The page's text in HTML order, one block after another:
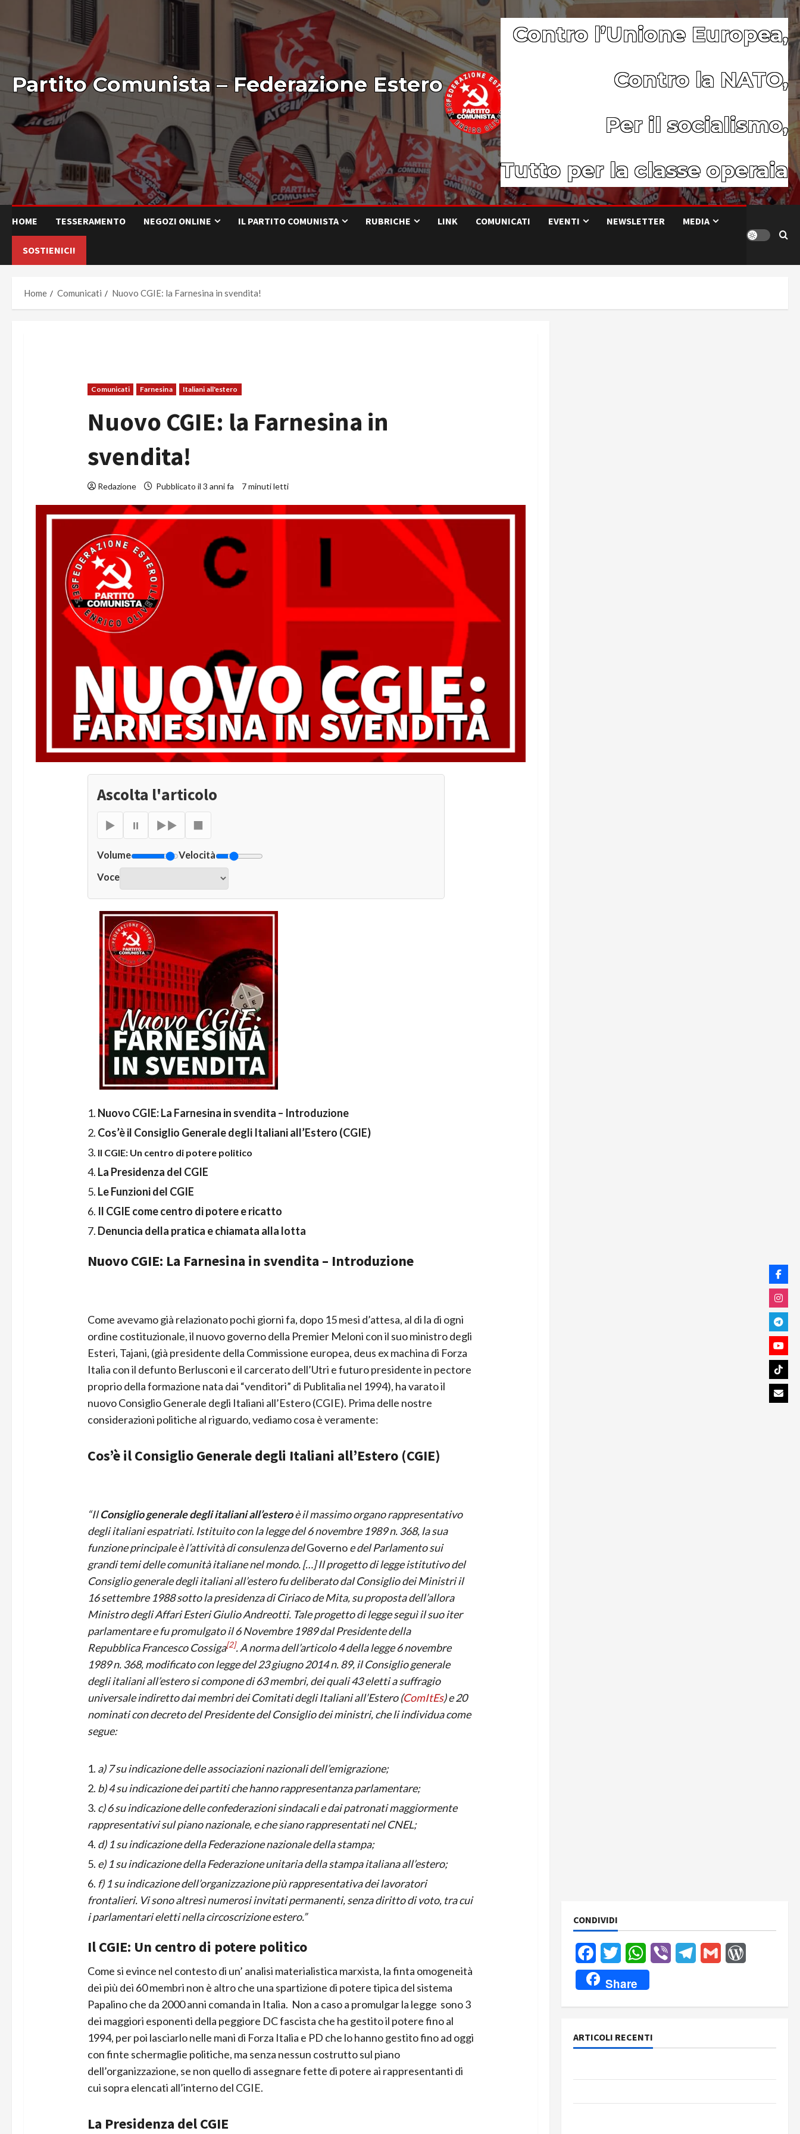
Partito Comunista – Federazione Estero
Contro l’Unione Europea,
Contro la NATO,
Per il socialismo,
Tutto per la classe operaia
HOME TESSERAMENTO NEGOZI ONLINE IL PARTITO COMUNISTA RUBRICHE LINK COMUNICATI EVENTI NEWSLETTER MEDIA
SOSTIENICI!
Home Comunicati Nuovo CGIE: la Farnesina in svendita!
Comunicati Farnesina Italiani all'estero
Nuovo CGIE: la Farnesina in
svendita!
Redazione Pubblicato il 3 anni fa 7 minuti letti
Ascolta l'articolo
▶ ⏸ ▶▶ ■
Volume
Velocità
Voce
Nuovo CGIE: La Farnesina in svendita – Introduzione
Cos’è il Consiglio Generale degli Italiani all’Estero (CGIE)
Il CGIE: Un centro di potere politico
La Presidenza del CGIE
Le Funzioni del CGIE
Il CGIE come centro di potere e ricatto
Denuncia della pratica e chiamata alla lotta
Nuovo CGIE: La Farnesina in svendita – Introduzione
Come avevamo già relazionato pochi giorni fa, dopo 15 mesi d’attesa, al di la di ogni
ordine costituzionale, il nuovo governo della Premier Meloni con il suo ministro degli
Esteri, Tajani, (già presidente della Commissione europea, deus ex machina di Forza
Italia con il defunto Berlusconi e il carcerato dell’Utri e futuro presidente in pectore
proprio della formazione nata dai “venditori” di Publitalia nel 1994), ha varato il
nuovo Consiglio Generale degli Italiani all’Estero (CGIE). Prima delle nostre
considerazioni politiche al riguardo, vediamo cosa è veramente:
Cos’è il Consiglio Generale degli Italiani all’Estero (CGIE)
“IlConsiglio generale degli italiani all’esteroè il massimo organo rappresentativo
degli italiani espatriati. Istituito con la legge del 6 novembre 1989 n. 368, la sua
funzione principale è l’attività di consulenza delGovernoe del Parlamento sui
grandi temi delle comunità italiane nel mondo. […] Il progetto di legge istitutivo del
Consiglio generale degli italiani all’estero fu deliberato dal Consiglio dei Ministri il
16 settembre 1988 sotto la presidenza di Ciriaco de Mita, su proposta dell’allora
Ministro degli Affari Esteri Giulio Andreotti. Tale progetto di legge seguì il suo iter
parlamentare e fu promulgato il 6 Novembre 1989 dal Presidente della
Repubblica Francesco Cossiga[2]. A norma dell’articolo 4 della legge 6 novembre
1989 n. 368, modificato con legge del 23 giugno 2014 n. 89, il Consiglio generale
degli italiani all’estero si compone di 63 membri, dei quali 43 eletti a suffragio
universale indiretto dai membri dei Comitati degli Italiani all’Estero (ComItEs) e 20
nominati con decreto del Presidente del Consiglio dei ministri, che li individua come
segue:
a) 7 su indicazione delle associazioni nazionali dell’emigrazione;
b) 4 su indicazione dei partiti che hanno rappresentanza parlamentare;
c) 6 su indicazione delle confederazioni sindacali e dai patronati maggiormente
rappresentativi sul piano nazionale, e che siano rappresentati nel CNEL;
d) 1 su indicazione della Federazione nazionale della stampa;
e) 1 su indicazione della Federazione unitaria della stampa italiana all’estero;
f) 1 su indicazione dell’organizzazione più rappresentativa dei lavoratori
frontalieri. Vi sono altresì numerosi invitati permanenti, senza diritto di voto, tra cui
i parlamentari eletti nella circoscrizione estero.”
Il CGIE: Un centro di potere politico
Come si evince nel contesto di un’ analisi materialistica marxista, la finta omogeneità
dei più dei 60 membri non è altro che una spartizione di potere tipica del sistema
Papalino che da 2000 anni comanda in Italia. Non a caso a promulgar la legge sono 3
dei maggiori esponenti della peggiore DC fascista che ha gestito il potere fino al
1994, per poi lasciarlo nelle mani di Forza Italia e PD che lo hanno gestito fino ad oggi
con finte schermaglie politiche, ma senza nessun costrutto sul piano
dell’organizzazione, se non quello di assegnare fette di potere ai rappresentanti di
cui sopra elencati all’interno del CGIE.
La Presidenza del CGIE
CONDIVIDI
FacebookTwitter WhatsApp
Viber TelegramGmail
Share
ARTICOLI RECENTI